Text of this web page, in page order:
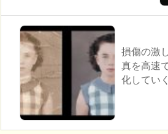
損傷の激
真を高速
化してい